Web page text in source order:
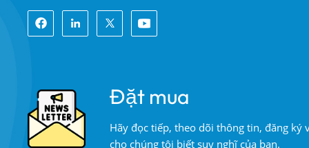
ĐỌC THÊM
hóa-đổi mới vào năm 2022. WTS định vị tại Thành
phố ven biển Đông Nam xinh đẹp, Phúc Châu,
chuẩn, một nhóm của đội ngũ kỹ thuật lành nghề
và một hệ thống xử lý quang học hoàn chỉnh, hệ
thống sơn phủ, hệ thống lắp ráp và hệ thống kiểm
Đặt mua
Hãy đọc tiếp, theo dõi thông tin, đăng ký
cho chúng tôi biết suy nghĩ của bạn.